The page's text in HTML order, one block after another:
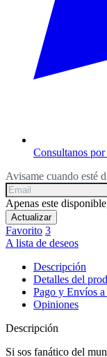
Consultanos
Avisame cuando esté
Apenas este
Favorito 3
A lista de deseos
Descripción
Detalles del
Pago y Envíos
Opiniones
Descripción
Si sos fanático del